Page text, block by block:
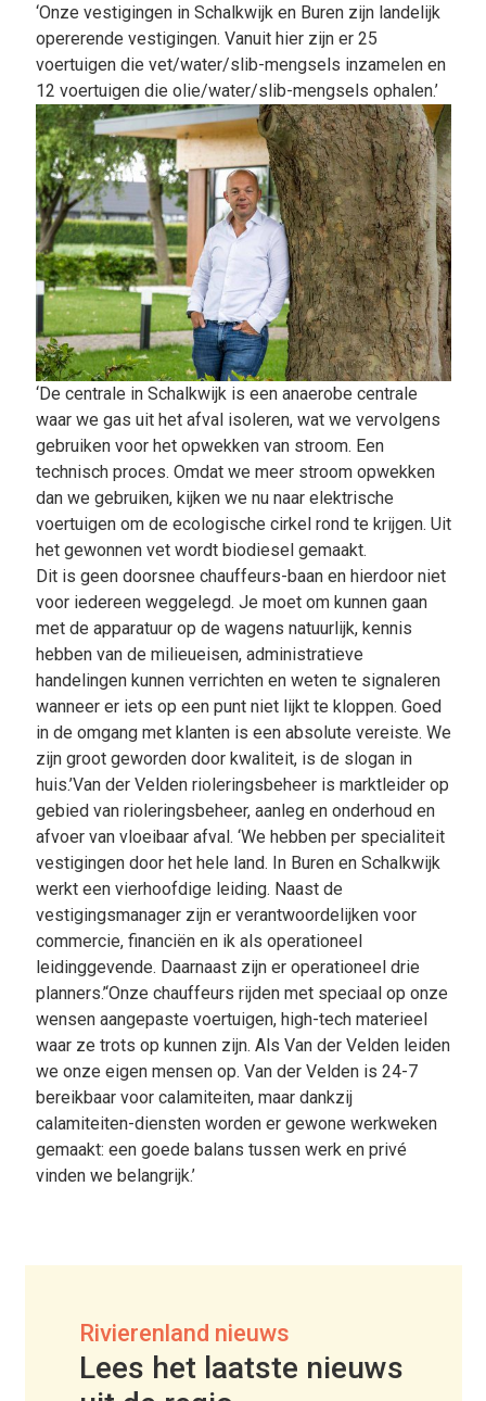
‘Onze vestigingen in Schalkwijk en Buren zijn landelijk
opererende vestigingen. Vanuit hier zijn er 25
voertuigen die vet/water/slib-mengsels inzamelen en
12 voertuigen die olie/water/slib-mengsels ophalen.’
‘De centrale in Schalkwijk is een anaerobe centrale
waar we gas uit het afval isoleren, wat we vervolgens
gebruiken voor het opwekken van stroom. Een
technisch proces. Omdat we meer stroom opwekken
dan we gebruiken, kijken we nu naar elektrische
voertuigen om de ecologische cirkel rond te krijgen. Uit
het gewonnen vet wordt biodiesel gemaakt.
Dit is geen doorsnee chauffeurs-baan en hierdoor niet
voor iedereen weggelegd. Je moet om kunnen gaan
met de apparatuur op de wagens natuurlijk, kennis
hebben van de milieueisen, administratieve
handelingen kunnen verrichten en weten te signaleren
wanneer er iets op een punt niet lijkt te kloppen. Goed
in de omgang met klanten is een absolute vereiste. We
zijn groot geworden door kwaliteit, is de slogan in
huis.’Van der Velden rioleringsbeheer is marktleider op
gebied van rioleringsbeheer, aanleg en onderhoud en
afvoer van vloeibaar afval. ‘We hebben per specialiteit
vestigingen door het hele land. In Buren en Schalkwijk
werkt een vierhoofdige leiding. Naast de
vestigingsmanager zijn er verantwoordelijken voor
commercie, financiën en ik als operationeel
leidinggevende. Daarnaast zijn er operationeel drie
planners.’‘Onze chauffeurs rijden met speciaal op onze
wensen aangepaste voertuigen, high-tech materieel
waar ze trots op kunnen zijn. Als Van der Velden leiden
we onze eigen mensen op. Van der Velden is 24-7
bereikbaar voor calamiteiten, maar dankzij
calamiteiten-diensten worden er gewone werkweken
gemaakt: een goede balans tussen werk en privé
vinden we belangrijk.’
Rivierenland nieuws
Lees het laatste nieuws